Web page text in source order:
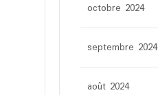
octobre 2024
septembre 2024
août 2024